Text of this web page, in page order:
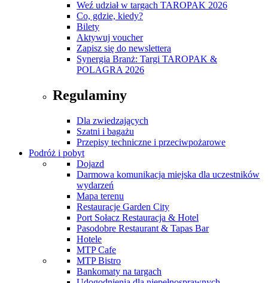
Weź udział w targach TAROPAK 2026
Co, gdzie, kiedy?
Bilety
Aktywuj voucher
Zapisz się do newslettera
Synergia Branż: Targi TAROPAK &
POLAGRA 2026
Regulaminy
Dla zwiedzających
Szatni i bagażu
Przepisy techniczne i przeciwpożarowe
Podróż i pobyt
Dojazd
Darmowa komunikacja miejska dla uczestników
wydarzeń
Mapa terenu
Restauracje Garden City
Port Sołacz Restauracja & Hotel
Pasodobre Restaurant & Tapas Bar
Hotele
MTP Cafe
MTP Bistro
Bankomaty na targach